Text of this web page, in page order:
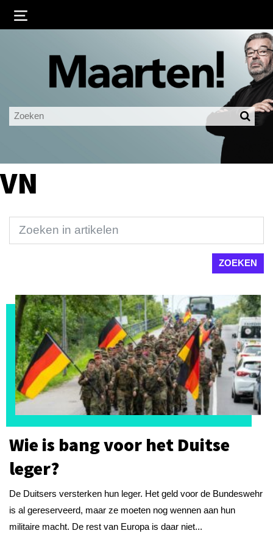
Ingelogd blijven
LOGIN
VN
Wie is bang voor het Duitse
leger?
De Duitsers versterken hun leger. Het geld voor de Bundeswehr
is al gereserveerd, maar ze moeten nog wennen aan hun
militaire macht. De rest van Europa is daar niet...